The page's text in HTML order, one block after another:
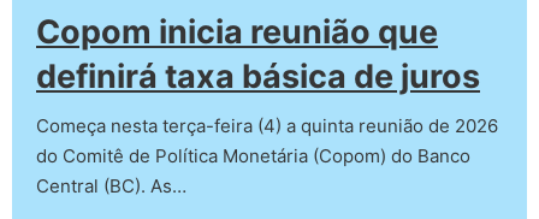
Copom inicia reunião que
definirá taxa básica de juros
Começa nesta terça-feira (4) a quinta reunião de 2026
do Comitê de Política Monetária (Copom) do Banco
Central (BC). As…